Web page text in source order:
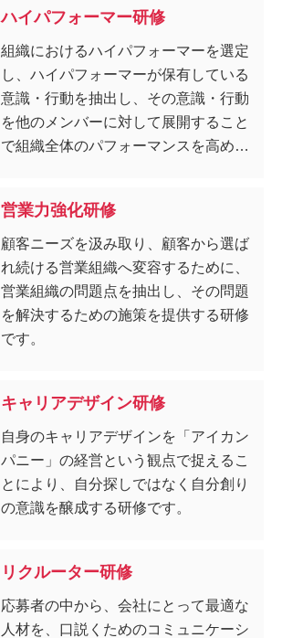
ハイパフォーマー研修
組織におけるハイパフォーマーを選定
し、ハイパフォーマーが保有している
意識・行動を抽出し、その意識・行動
を他のメンバーに対して展開すること
で組織全体のパフォーマンスを高める
営業力強化研修
顧客ニーズを汲み取り、顧客から選ば
れ続ける営業組織へ変容するために、
営業組織の問題点を抽出し、その問題
を解決するための施策を提供する研修
です。
キャリアデザイン研修
自身のキャリアデザインを「アイカン
パニー」の経営という観点で捉えるこ
とにより、自分探しではなく自分創り
の意識を醸成する研修です。
リクルーター研修
応募者の中から、会社にとって最適な
人材を、口説くためのコミュニケーシ